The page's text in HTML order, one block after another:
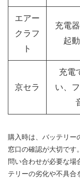
エアー
クラフ
ト
充電
起
京セラ
充電
い、
購入時は、バッテリー
窓口の確認が大切です
問い合わせが必要な場
テリーの劣化や不具合